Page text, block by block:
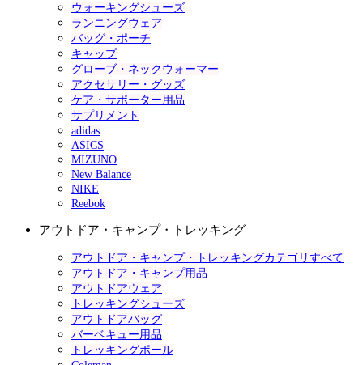
ウォーキングシューズ
ランニングウェア
バッグ・ポーチ
キャップ
グローブ・ネックウォーマー
アクセサリー・グッズ
ケア・サポーター用品
サプリメント
adidas
ASICS
MIZUNO
New Balance
NIKE
Reebok
アウトドア・キャンプ・トレッキング
アウトドア・キャンプ・トレッキングカテゴリすべて
アウトドア・キャンプ用品
アウトドアウェア
トレッキングシューズ
アウトドアバッグ
バーベキュー用品
トレッキングポール